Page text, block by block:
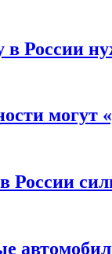
России
могут
России